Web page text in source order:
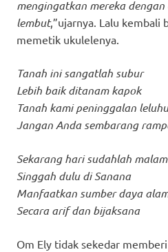
mengingatkan mereka
lembut,”ujarnya. Lalu kembali
memetik ukulelenya.
Tanah ini sangatlah subur
Lebih baik ditanam kapok
Tanah kami peninggalan
Jangan Anda sembarang
Sekarang hari sudahlah malam
Singgah dulu di Sanana
Manfaatkan sumber daya
Secara arif dan bijaksana
Om Ely tidak sekedar